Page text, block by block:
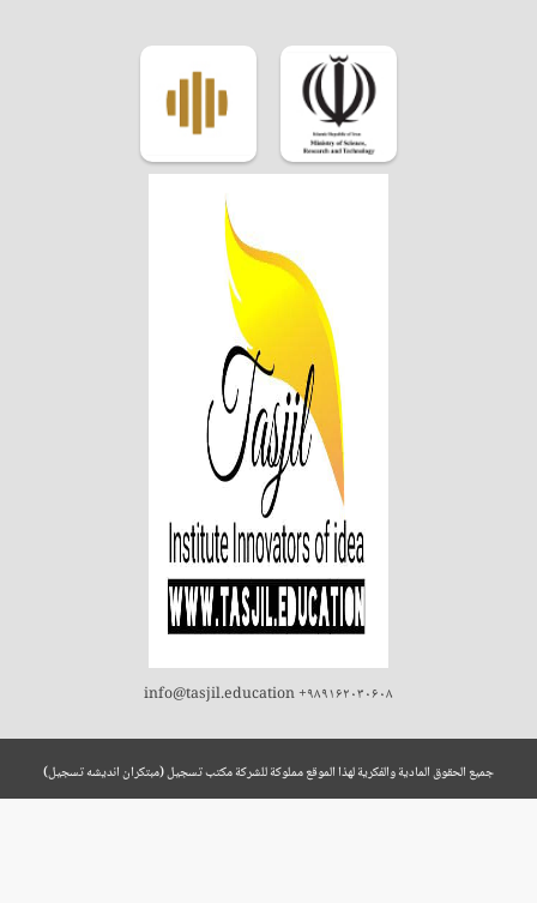
info@tasjil.education +۹۸۹۱۶۲۰۳۰۶۰۸
جميع الحقوق المادية والفكرية لهذا الموقع مملوكة للشركة مكتب تسجيل (مبتکران اندیشه تسجیل)